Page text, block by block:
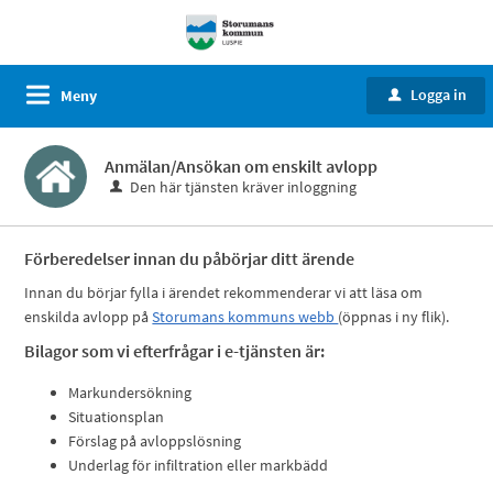
Meny u Logga in
Anmälan/Ansökan om enskilt avlopp
Den här tjänsten kräver inloggning
Förberedelser innan du påbörjar ditt ärende
Innan du börjar fylla i ärendet rekommenderar vi att läsa om
enskilda avlopp påStorumans kommuns webb (öppnas i ny flik).
Bilagor som vi efterfrågar i e-tjänsten är:
Markundersökning
Situationsplan
Förslag på avloppslösning
Underlag för infiltration eller markbädd